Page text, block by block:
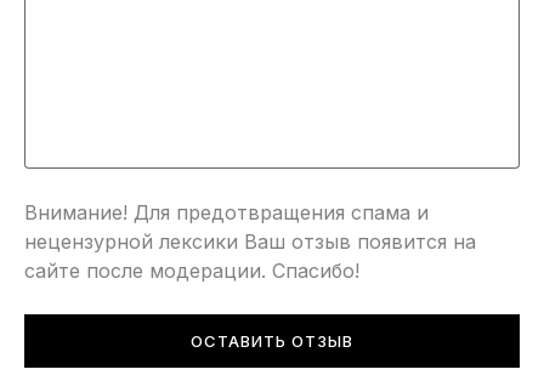
Внимание! Для предотвращения спама и
нецензурной лексики Ваш отзыв появится на
сайте после модерации. Спасибо!
ОСТАВИТЬ ОТЗЫВ